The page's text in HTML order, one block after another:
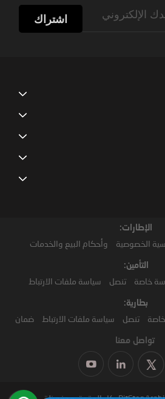
اشتراك
الإطارات:
الخصوصية وأحكام البيع والخدمات
التأمين:
خاصة تنصل سياسة ملفات الارتباط
بطارية:
تنصل سياسة ملفات الارتباط ضمان
تواصل معنا